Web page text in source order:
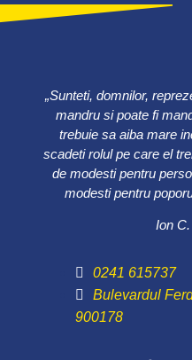
„Sunteti, domnilor,
mandru si poate fi
trebuie sa aiba mare
scadeti rolul pe care el
de modesti pentru
modesti pentru
Ion
0241 615737
Bulevardul
900178